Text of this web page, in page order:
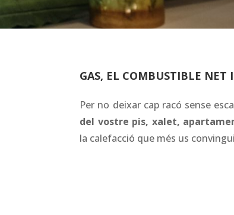
GAS, EL COMBUSTIBLE NET
Per no deixar cap racó sense
del vostre pis, xalet,
la calefacció que més us